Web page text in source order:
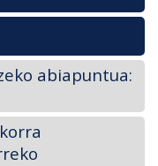
abiapuntua: